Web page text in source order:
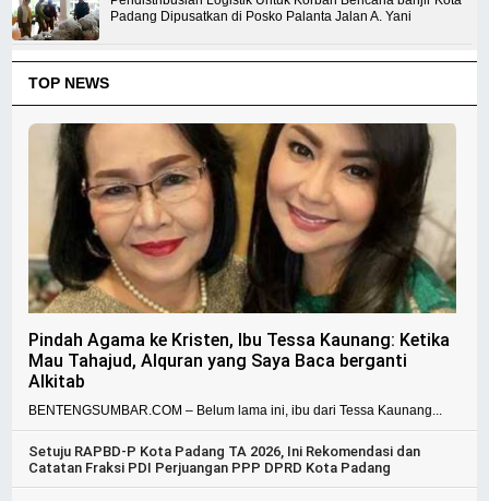
Padang Dipusatkan di Posko Palanta Jalan A. Yani
TOP NEWS
Pindah Agama ke Kristen, Ibu Tessa Kaunang: Ketika
Mau Tahajud, Alquran yang Saya Baca berganti
Alkitab
BENTENGSUMBAR.COM – Belum lama ini, ibu dari Tessa Kaunang...
Setuju RAPBD-P Kota Padang TA 2026, Ini Rekomendasi dan
Catatan Fraksi PDI Perjuangan PPP DPRD Kota Padang